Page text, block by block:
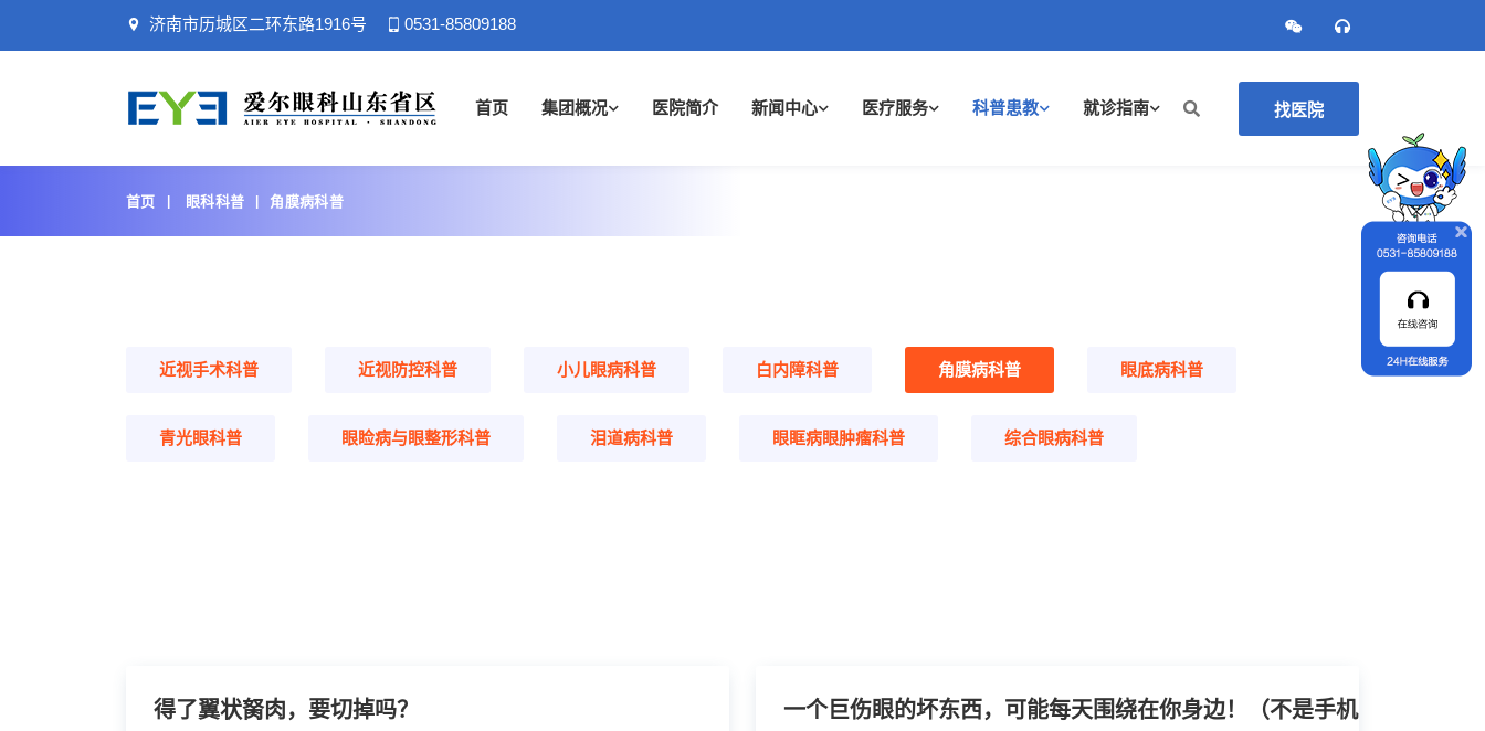
济南市历城区二环东路1916号 0531-85809188
首页 集团概况 医院简介 新闻中心 医疗服务 科普患教 就诊指南 找医院
首页 眼科科普 角膜病科普
近视手术科普 近视防控科普 小儿眼病科普 白内障科普 角膜病科普 眼底病科普
青光眼科普 眼睑病与眼整形科普 泪道病科普 眼眶病眼肿瘤科普 综合眼病科普
得了翼状胬肉，要切掉吗？ 一个巨伤眼的坏东西，可能每天围绕在你身边！（不是手机